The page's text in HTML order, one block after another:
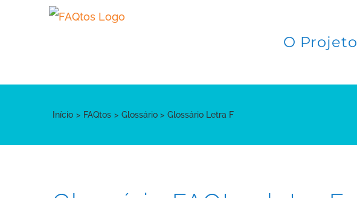
O Projeto
Início FAQtos Glossário Glossário Letra F